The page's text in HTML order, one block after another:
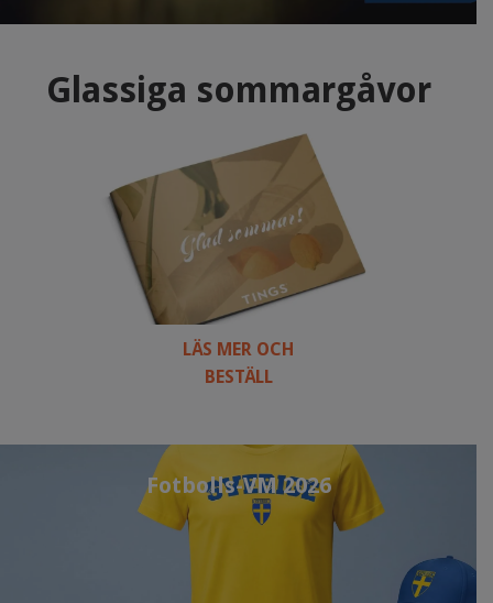
Glassiga sommargåvor
LÄS MER OCH
BESTÄLL
Fotbolls-VM 2026